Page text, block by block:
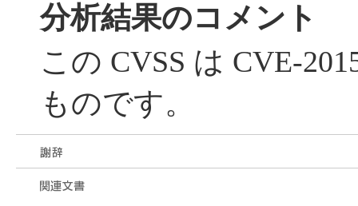
分析結果のコメント
この CVSS は CVE-
ものです。